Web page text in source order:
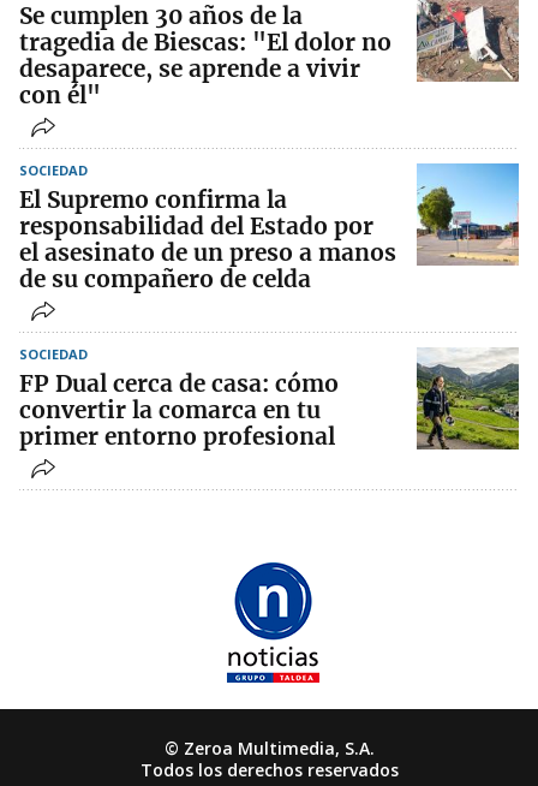
Se cumplen 30 años de la
tragedia de Biescas: "El dolor no
desaparece, se aprende a vivir
con él"
SOCIEDAD
El Supremo confirma la
responsabilidad del Estado por
el asesinato de un preso a manos
de su compañero de celda
SOCIEDAD
FP Dual cerca de casa: cómo
convertir la comarca en tu
primer entorno profesional
© Zeroa Multimedia, S.A.
Todos los derechos reservados